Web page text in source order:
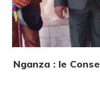
Nganza : le